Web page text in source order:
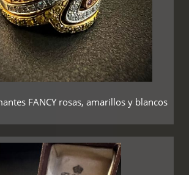
FANCY rosas, amarillos y blancos